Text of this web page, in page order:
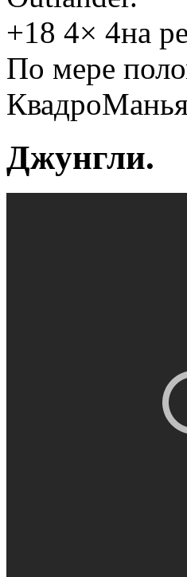
+18 4× 4на
По мере
Джунгли.